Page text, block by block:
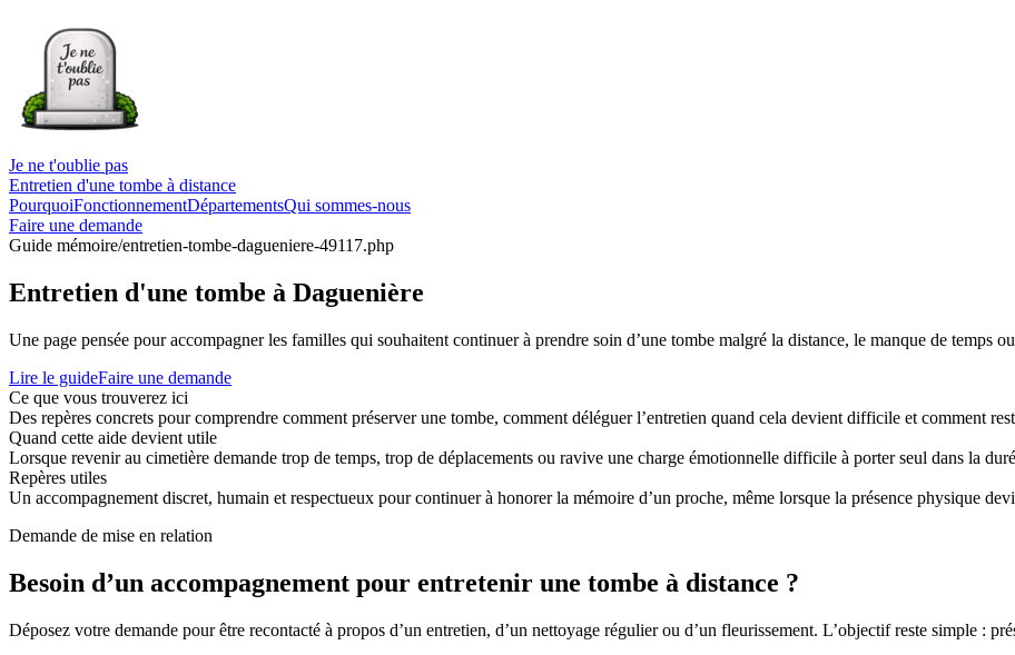
Je ne t'oublie pas
Entretien d'une tombe à distance
PourquoiFonctionnementDépartementsQui sommes-nous
Faire une demande
Guide mémoire/entretien-tombe-dagueniere-49117.php
Entretien d'une tombe à Daguenière
Une page pensée pour accompagner les familles qui souhaitent continuer à prendre soin d’une tombe malgré la distance, le manque de temps
Lire le guideFaire une demande
Ce que vous trouverez ici
Des repères concrets pour comprendre comment préserver une tombe, comment déléguer l’entretien quand cela devient difficile et comment
Quand cette aide devient utile
Lorsque revenir au cimetière demande trop de temps, trop de déplacements ou ravive une charge émotionnelle difficile à porter seul dans la
Repères utiles
Un accompagnement discret, humain et respectueux pour continuer à honorer la mémoire d’un proche, même lorsque la présence physique
Demande de mise en relation
Besoin d’un accompagnement pour entretenir une tombe à distance ?
Déposez votre demande pour être recontacté à propos d’un entretien, d’un nettoyage régulier ou d’un fleurissement. L’objectif reste simple :